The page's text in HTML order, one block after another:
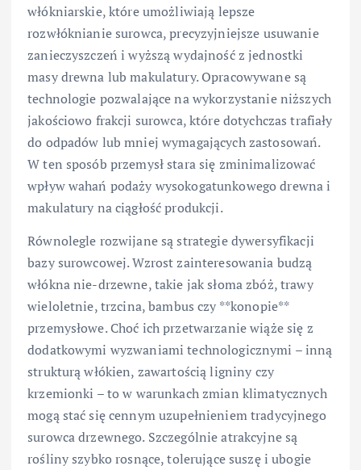
włókniarskie, które umożliwiają lepsze
rozwłóknianie surowca, precyzyjniejsze usuwanie
zanieczyszczeń i wyższą wydajność z jednostki
masy drewna lub makulatury. Opracowywane są
technologie pozwalające na wykorzystanie niższych
jakościowo frakcji surowca, które dotychczas trafiały
do odpadów lub mniej wymagających zastosowań.
W ten sposób przemysł stara się zminimalizować
wpływ wahań podaży wysokogatunkowego drewna i
makulatury na ciągłość produkcji.
Równolegle rozwijane są strategie dywersyfikacji
bazy surowcowej. Wzrost zainteresowania budzą
włókna nie-drzewne, takie jak słoma zbóż, trawy
wieloletnie, trzcina, bambus czy **konopie**
przemysłowe. Choć ich przetwarzanie wiąże się z
dodatkowymi wyzwaniami technologicznymi – inną
strukturą włókien, zawartością ligniny czy
krzemionki – to w warunkach zmian klimatycznych
mogą stać się cennym uzupełnieniem tradycyjnego
surowca drzewnego. Szczególnie atrakcyjne są
rośliny szybko rosnące, tolerujące suszę i ubogie